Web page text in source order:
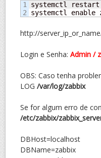
1 systemctl restart
systemctl enable
http://
Login e Senha: Admin /
OBS: Caso tenha
LOG /var/log/zabbix
Se for algum erro de
/etc/zabbix/
DBHost=localhost
DBName=zabbix